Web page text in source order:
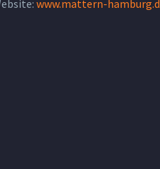
www.mattern-